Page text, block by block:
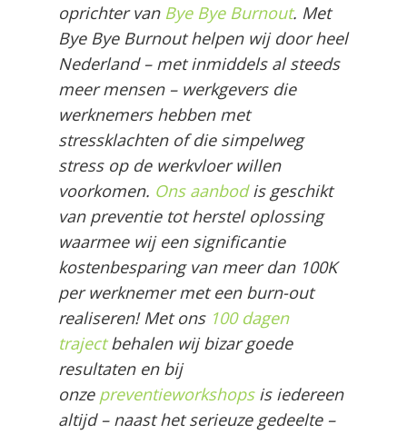
oprichter van Bye Bye Burnout. Met
Bye Bye Burnout helpen wij door heel
Nederland – met inmiddels al steeds
meer mensen – werkgevers die
werknemers hebben met
stressklachten of die simpelweg
stress op de werkvloer willen
voorkomen. Ons aanbodis geschikt
van preventie tot herstel oplossing
waarmee wij een significantie
kostenbesparing van meer dan 100K
per werknemer met een burn-out
realiseren! Met ons 100 dagen
trajectbehalen wij bizar goede
resultaten en bij
onze preventieworkshopsis iedereen
altijd – naast het serieuze gedeelte –